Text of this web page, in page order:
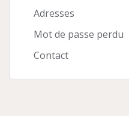
Adresses
Mot de passe perdu
Contact